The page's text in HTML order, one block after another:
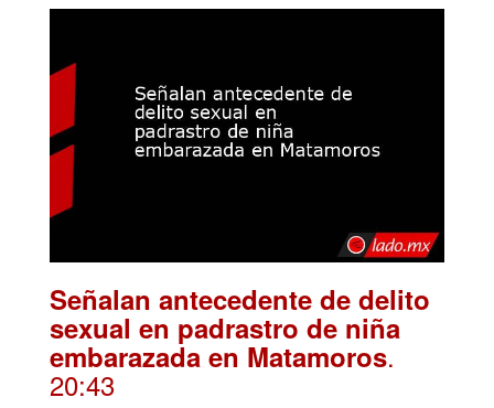
Señalan antecedente de delito
sexual en padrastro de niña
embarazada en Matamoros.
20:43